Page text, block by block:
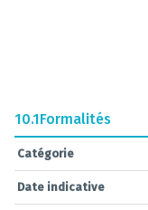
10.1Formalités
Catégorie
Date indicative